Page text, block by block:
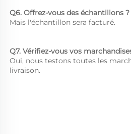
Q6. Offrez-vous des échantillons ?
Mais l'échantillon sera facturé.
Q7. Vérifiez-vous vos
Oui, nous testons toutes les
livraison.